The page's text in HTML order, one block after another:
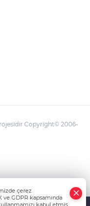
Copyright© 2006-
çerez
ve GDPR kapsamında
kabul etmiş